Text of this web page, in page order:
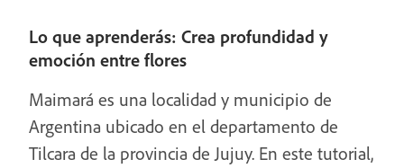
Lo que aprenderás: Crea profundidad y
emoción entre flores
Maimará es una localidad y municipio de
Argentina ubicado en el departamento de
Tilcara de la provincia de Jujuy. En este tutorial,